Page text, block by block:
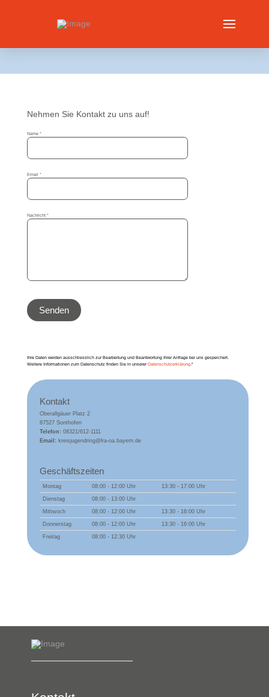
Nehmen Sie Kontakt zu uns auf!
Kontakt
Name *
Email *
Nachricht *
Senden
Ihre Daten werden ausschliesslich zur Bearbeitung und Beantwortung Ihrer Anfrage bei uns gespeichert.
Weitere Informationen zum Datenschutz finden Sie in unsererDatenschutzerklärung.“
Kontakt
Oberallgäuer Platz 2
87527 Sonthofen
Telefon: 08321/612-1111
Email: kreisjugendring@lra-oa.bayern.de
Geschäftszeiten
Montag 08:00 - 12:00 Uhr 13:30 - 17:00 Uhr
Dienstag 08:00 - 13:00 Uhr
Mittwoch 08:00 - 12:00 Uhr 13:30 - 16:00 Uhr
Donnerstag 08:00 - 12:00 Uhr 13:30 - 16:00 Uhr
Freitag 08:00 - 12:30 Uhr